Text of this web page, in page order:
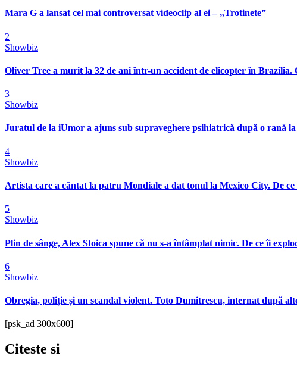
Mara G a lansat cel mai controversat videoclip al ei – „Trotinete”
2
Showbiz
Oliver Tree a murit la 32 de ani într-un accident de elicopter în Brazilia.
3
Showbiz
Juratul de la iUmor a ajuns sub supraveghere psihiatrică după o rană
4
Showbiz
Artista care a cântat la patru Mondiale a dat tonul la Mexico City. De
5
Showbiz
Plin de sânge, Alex Stoica spune că nu s-a întâmplat nimic. De ce îi
6
Showbiz
Obregia, poliție și un scandal violent. Toto Dumitrescu, internat după
[psk_ad 300x600]
Citeste si